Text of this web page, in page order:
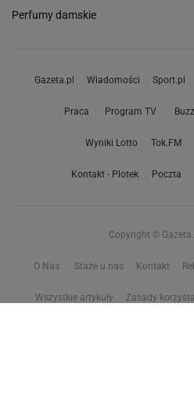
Perfumy damskie
Gazeta.pl Wiadomości Sport.pl
Praca Program TV Buzz
Wyniki Lotto Tok.FM
Kontakt - Plotek Poczta
Copyright ©
O Nas Staże u nas Kontakt
Wszystkie artykuły Zasady